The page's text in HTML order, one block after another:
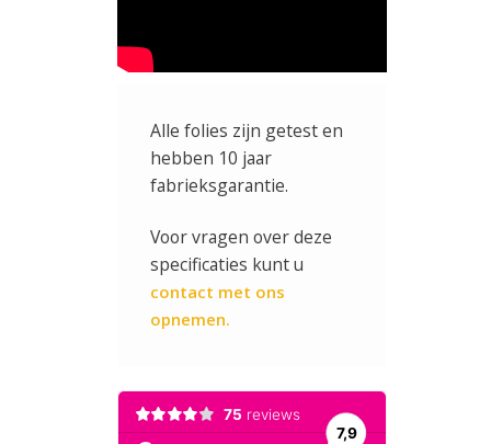
Alle folies zijn getest en
hebben 10 jaar
fabrieksgarantie.
Voor vragen over deze
specificaties kunt u
contact met ons
opnemen.